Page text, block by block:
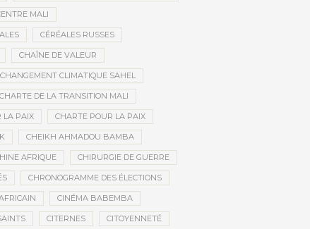
MALI
CÉRÉALES RUSSES
CHAÎNE DE VALEUR
CHANGEMENT CLIMATIQUE SAHEL
CHARTE DE LA TRANSITION MALI
LA PAIX CHARTE POUR LA PAIX
CHEIKH AHMADOU BAMBA
AFRIQUE CHIRURGIE DE GUERRE
CHRONOGRAMME DES ÉLECTIONS
CINÉMA BABEMBA
CITERNES CITOYENNETÉ